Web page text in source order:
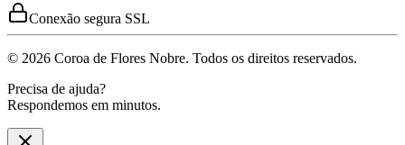
Conexão segura SSL
© 2026 Coroa de Flores Nobre. Todos os direitos reservados.
Precisa de ajuda?
Respondemos em minutos.